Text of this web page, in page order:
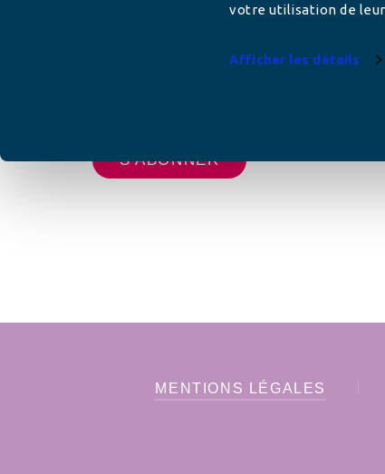
votre utilisation de
Afficher les détails
MENTIONS LÉGALES